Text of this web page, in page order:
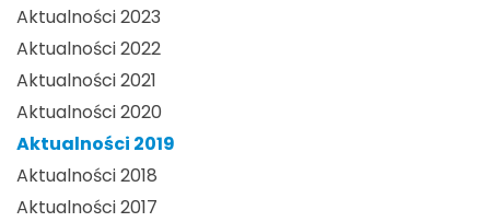
Aktualności 2023
Aktualności 2022
Aktualności 2021
Aktualności 2020
Aktualności 2019
Aktualności 2018
Aktualności 2017